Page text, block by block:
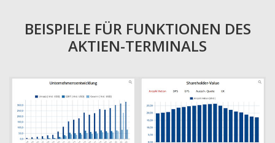
BEISPIELE FÜR FUNKTIONEN DES
AKTIEN-TERMINALS